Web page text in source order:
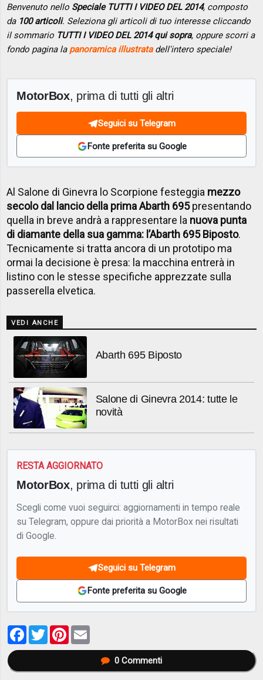
Benvenuto nello Speciale TUTTI I VIDEO DEL 2014, composto
da 100 articoli. Seleziona gli articoli di tuo interesse cliccando
il sommario TUTTI I VIDEO DEL 2014 qui sopra, oppure scorri a
fondo pagina la panoramica illustratadell'intero speciale!
MotorBox, prima di tutti gli altri
Seguici su Telegram
Fonte preferita su Google
Al Salone di Ginevra lo Scorpione festeggia mezzo
secolo dal lancio della prima Abarth 695presentando
quella in breve andrà a rappresentare la nuova punta
di diamante della sua gamma: l’Abarth 695 Biposto.
Tecnicamente si tratta ancora di un prototipo ma
ormai la decisione è presa: la macchina entrerà in
listino con le stesse specifiche apprezzate sulla
passerella elvetica.
VEDI ANCHE
Abarth 695 Biposto
Salone di Ginevra 2014: tutte le
novità
RESTA AGGIORNATO
MotorBox, prima di tutti gli altri
Scegli come vuoi seguirci: aggiornamenti in tempo reale
su Telegram, oppure dai priorità a MotorBox nei risultati
di Google.
Seguici su Telegram
Fonte preferita su Google
Facebook
TwitterPinterest
0Commenti